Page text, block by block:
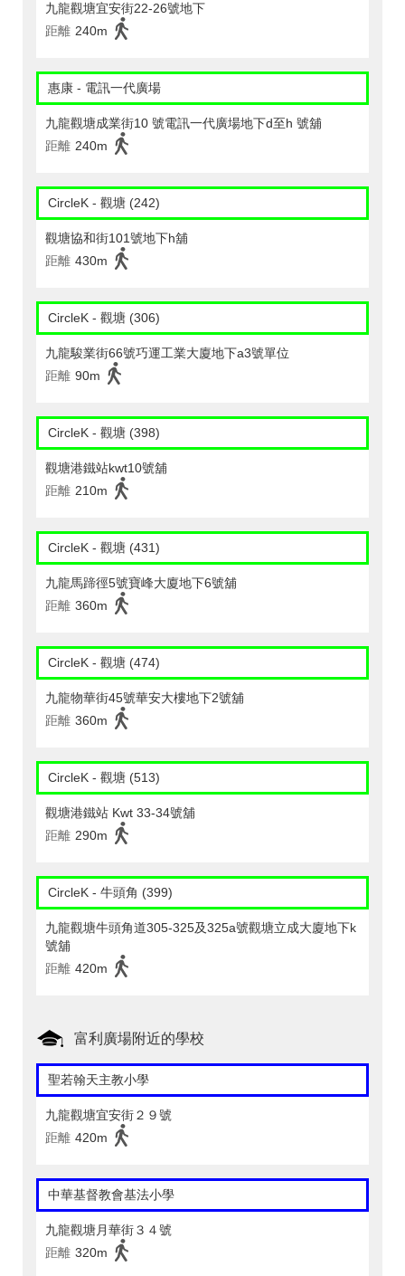
九龍觀塘宜安街22-26號地下
距離 240m
惠康 - 電訊一代廣場
九龍觀塘成業街10 號電訊一代廣場地下d至h 號舖
距離 240m
CircleK - 觀塘 (242)
觀塘協和街101號地下h舖
距離 430m
CircleK - 觀塘 (306)
九龍駿業街66號巧運工業大廈地下a3號單位
距離 90m
CircleK - 觀塘 (398)
觀塘港鐵站kwt10號舖
距離 210m
CircleK - 觀塘 (431)
九龍馬蹄徑5號寶峰大廈地下6號舖
距離 360m
CircleK - 觀塘 (474)
九龍物華街45號華安大樓地下2號舖
距離 360m
CircleK - 觀塘 (513)
觀塘港鐵站 Kwt 33-34號舖
距離 290m
CircleK - 牛頭角 (399)
九龍觀塘牛頭角道305-325及325a號觀塘立成大廈地下k
號舖
距離 420m
富利廣場附近的學校
聖若翰天主教小學
九龍觀塘宜安街２９號
距離 420m
中華基督教會基法小學
九龍觀塘月華街３４號
距離 320m